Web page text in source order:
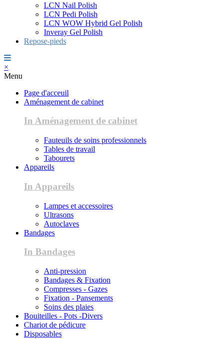
LCN Nail Polish
LCN Pedi Polish
LCN WOW Hybrid Gel Polish
Inveray Gel Polish
Repose-pieds
×
Menu
Page d'acceuil
Aménagement de cabinet
In Aménagement de cabinet
Fauteuils de soins professionnels
Tables de travail
Tabourets
Appareils
In Appareils
Lampes et accessoires
Ultrasons
Autoclaves
Bandages
In Bandages
Anti-pression
Bandages & Fixation
Compresses - Gazes
Fixation - Pansements
Soins des plaies
Bouiteilles - Pots -Divers
Chariot de pédicure
Disposables